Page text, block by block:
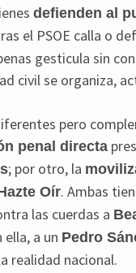
defienden al
el PSOE calla o
gesticula sin
civil se organiza,
pero
penal directa
; por otro, la
Oír. Ambas
las cuerdas a
ella, a un Pedro
realidad nacional.